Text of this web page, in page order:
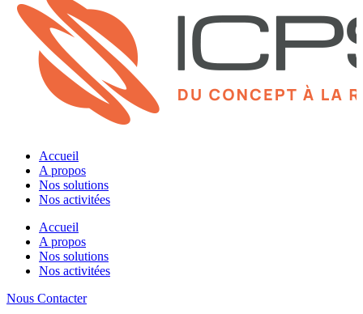
Accueil
A propos
Nos solutions
Nos activitées
Accueil
A propos
Nos solutions
Nos activitées
Nous Contacter